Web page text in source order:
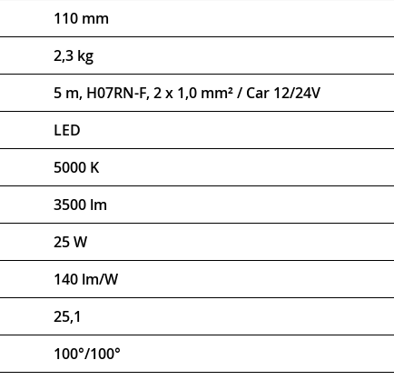
110 mm
2,3 kg
5 m, H07RN-F, 2 x 1,0 mm² / Car 12/24V
LED
5000 K
3500 lm
25 W
140 lm/W
25,1
100°/100°